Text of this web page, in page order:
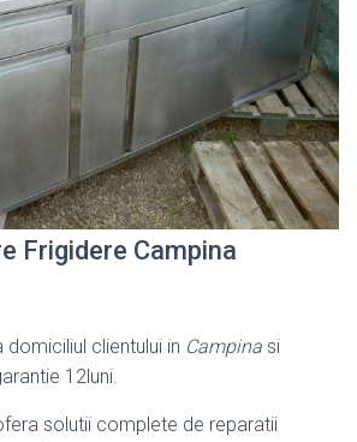
Frigidere Campina
domiciliul clientului in Campina si
12luni.
solutii complete de reparatii